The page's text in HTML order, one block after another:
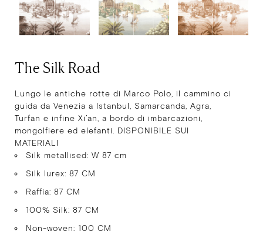
The Silk Road
Lungo le antiche rotte di Marco Polo, il cammino ci
guida da Venezia a Istanbul, Samarcanda, Agra,
Turfan e infine Xi’an, a bordo di imbarcazioni,
mongolfiere ed elefanti. DISPONIBILE SUI
MATERIALI
Silk metallised: W 87 cm
Silk lurex: 87 CM
Raffia: 87 CM
100% Silk: 87 CM
Non-woven: 100 CM